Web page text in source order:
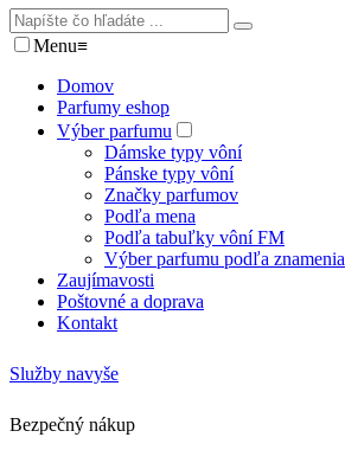
Menu≡
Domov
Parfumy eshop
Výber parfumu
Dámske typy vôní
Pánske typy vôní
Značky parfumov
Podľa mena
Podľa tabuľky vôní FM
Výber parfumu podľa znamenia
Zaujímavosti
Poštovné a doprava
Kontakt
Služby navyše
Bezpečný nákup